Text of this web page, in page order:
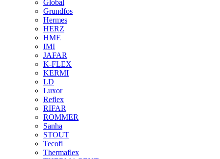
Global
Grundfos
Hermes
HERZ
HME
IMI
JAFAR
K-FLEX
KERMI
LD
Luxor
Reflex
RIFAR
ROMMER
Sanha
STOUT
Tecofi
Thermaflex